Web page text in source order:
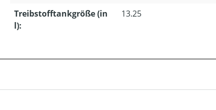
Treibstofftankgröße (in
l):
13.25